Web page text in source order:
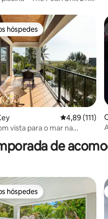
de 5, 3 avaliações
hóspedes
hóspedes
4,89 de uma
4,89 (111)
vista para o mar na
de
hóspedes
hóspedes